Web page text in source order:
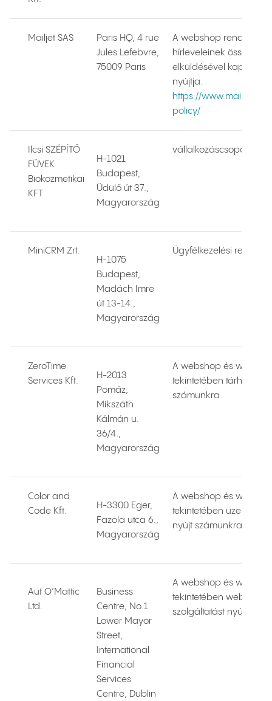
Mailjet SAS
Paris HQ, 4 rue
Jules Lefebvre,
75009 Paris
A webshop
hírleveleinek
elküldésével
nyújtja.
https://
policy/
Ilcsi SZÉPÍTŐ
FÜVEK
Biokozmetikai
KFT
H-1021
Budapest,
Üdülő út 37.,
Magyarország
vállalkozáscsoport
MiniCRM Zrt.
H-1075
Budapest,
Madách Imre
út 13-14.,
Magyarország
Ügyfélkezelési
ZeroTime
Services Kft.
H-2013
Pomáz,
Mikszáth
Kálmán u.
36/4.,
Magyarország
A webshop és
tekintetében
számunkra.
Color and
Code Kft.
H-3300 Eger,
Fazola utca 6.,
Magyarország
A webshop és
tekintetében
nyújt számunkra.
Aut O’Mattic
Ltd.
Business
Centre, No.1
Lower Mayor
Street,
International
Financial
Services
Centre, Dublin
A webshop és
tekintetében webshop
szolgáltatást nyújt